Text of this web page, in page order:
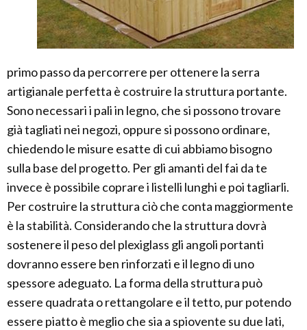
primo passo da percorrere per ottenere la serra
artigianale perfetta è costruire la struttura portante.
Sono necessari i pali in legno, che si possono trovare
già tagliati nei negozi, oppure si possono ordinare,
chiedendo le misure esatte di cui abbiamo bisogno
sulla base del progetto. Per gli amanti del fai da te
invece è possibile coprare i listelli lunghi e poi tagliarli.
Per costruire la struttura ciò che conta maggiormente
è la stabilità. Considerando che la struttura dovrà
sostenere il peso del plexiglass gli angoli portanti
dovranno essere ben rinforzati e il legno di uno
spessore adeguato. La forma della struttura può
essere quadrata o rettangolare e il tetto, pur potendo
essere piatto è meglio che sia a spiovente su due lati,